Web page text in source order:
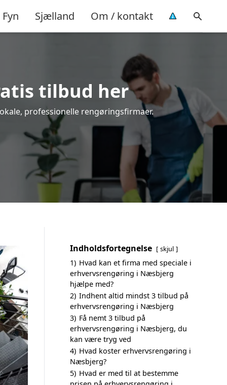
Fyn Sjælland Om / kontakt
tilbud her
professionelle rengøringsfirmaer.
Indholdsfortegnelse skjul
1) Hvad kan et firma med speciale i
erhvervsrengøring i Næsbjerg
hjælpe med?
2) Indhent altid mindst 3 tilbud på
erhvervsrengøring i Næsbjerg
3) Få nemt 3 tilbud på
erhvervsrengøring i Næsbjerg, du
kan være tryg ved
4) Hvad koster erhvervsrengøring i
Næsbjerg?
5) Hvad er med til at bestemme